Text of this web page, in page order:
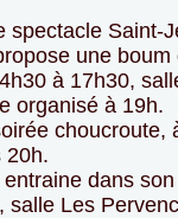
spectacle Saint-
une
à 17h30,
organisé à 19h.
choucroute,
20h.
dans
salle Les